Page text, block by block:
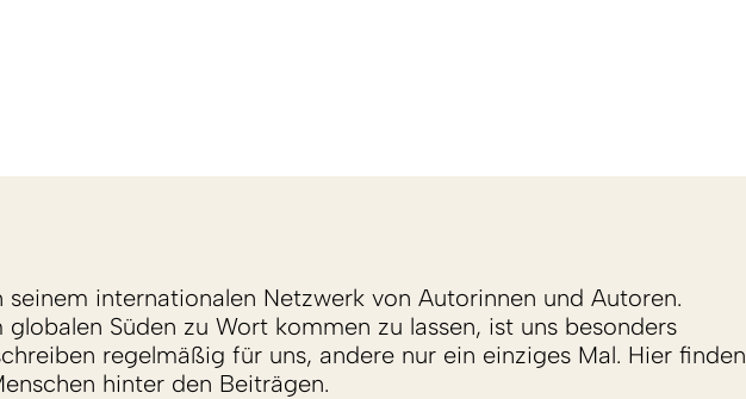
internationalen Netzwerk von Autorinnen und Autoren.
Süden zu Wort kommen zu lassen, ist uns besonders
regelmäßig für uns, andere nur ein einziges Mal. Hier finden
hinter den Beiträgen.